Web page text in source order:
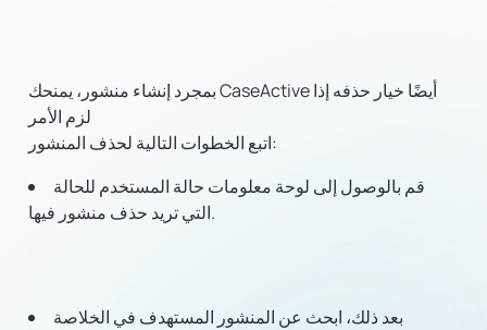
بمجرد إنشاء منشور، يمنحك CaseActive أيضًا خيار حذفه إذا
لزم الأمر
اتبع الخطوات التالية لحذف المنشور:
قم بالوصول إلى لوحة معلومات حالة المستخدم للحالة
التي تريد حذف منشور فيها.
بعد ذلك، ابحث عن المنشور المستهدف في الخلاصة